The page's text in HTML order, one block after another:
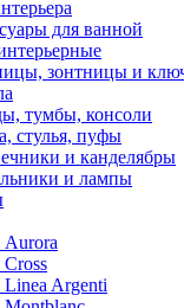
для ванной
зонтницы и
тумбы, консоли
стулья, пуфы
и канделябры
и лампы
Argenti